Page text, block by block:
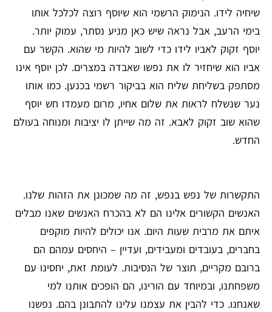
שיחיה לידו. הנימוק הרשמי הוא שיוסף רוצה לכלכל אותו
בימי הרעב, אבל נראה שיש כאן מניע נסתר, עמוק יותר.
יוסף זקוק לאביו לידו כדי לשוב להיות מי שהוא. הקשר עם
אביו הוא שיחזיר לו את נפשו שאבדה במצרים. לכן יוסף אינו
מסתפק בשליחת שליח הוא בביקור רשמי בכנען. כמו אותו
נער שנשלח לראות את שלום אחיו, מרום מעמדו חש יוסף
שהוא שוב זקוק לאבא. זה מה שייתן לו יציבות ומנוחה בעולם
החדש.
התקשרות של נפש בנפש, זה מה שמכונן את הזהות שלנו.
האנשים הקשורים אלינו הם לא בהכרח האנשים שאנו מבלים
איתם את מרבית שעות היום. אנו יכולים להיות מוקפים
בחברים, בעובדים ומעבידים, ועדיין – היחסים עמהם הם
ברובם מקריים, תוצר של הנסיבות. לעומת זאת, יחסינו עם
משפחתנו, ובמיוחד עם הורינו, הם הופכים אותנו למי
שאנחנו. כדי להבין את עצמנו עלינו להתבונן בהם. נפשנו